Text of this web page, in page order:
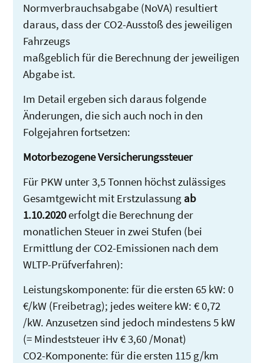
Normverbrauchsabgabe (NoVA) resultiert
daraus, dass der CO2-Ausstoß des jeweiligen
Fahrzeugs
maßgeblich für die Berechnung der jeweiligen
Abgabe ist.
Im Detail ergeben sich daraus folgende
Änderungen, die sich auch noch in den
Folgejahren fortsetzen:
Motorbezogene Versicherungssteuer
Für PKW unter 3,5 Tonnen höchst zulässiges
Gesamtgewicht mit Erstzulassung ab
1.10.2020erfolgt die Berechnung der
monatlichen Steuer in zwei Stufen (bei
Ermittlung der CO2-Emissionen nach dem
WLTP-Prüfverfahren):
Leistungskomponente: für die ersten 65 kW: 0
€/kW (Freibetrag); jedes weitere kW: € 0,72
/kW. Anzusetzen sind jedoch mindestens 5 kW
(= Mindeststeuer iHv € 3,60 /Monat)
CO2-Komponente: für die ersten 115 g/km